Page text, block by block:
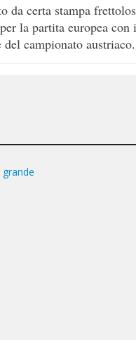
da certa stampa
la partita europea
campionato austriaco.